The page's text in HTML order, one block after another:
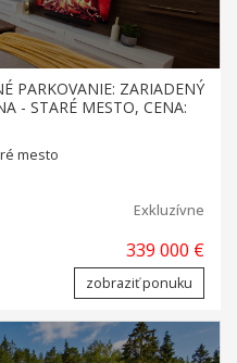
PARKOVANIE: ZARIADENÝ
- STARÉ MESTO, CENA:
mesto
Exkluzívne
339 000 €
zobraziť ponuku